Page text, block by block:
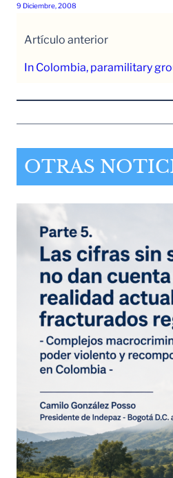
9 Diciembre, 2008
Artículo anterior
In Colombia, paramilitary
OTRAS